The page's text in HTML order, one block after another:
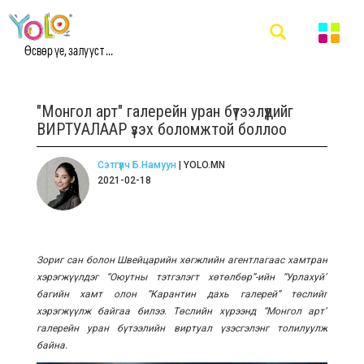
Өсвөр үе, залууст ...
"Монгол арт" галерейн уран бүтээлүүдийг
ВИРТУАЛААР үзэх боломжтой боллоо
Сэтгүүлч Б.Намуун | YOLO.MN
2021-02-18
Зориг сан болон Швейцарийн хөгжлийн агентлагаас хамтран
хэрэгжүүлдэг “Оюутны тэтгэлэгт хөтөлбөр”-ийн “Урлахуй”
багийн хамт олон “Карантин дахь галерей” төслийг
хэрэгжүүлж байгаа билээ. Төслийн хүрээнд “Монгол арт”
галерейн уран бүтээлийн виртуал үзэсгэлэнг толилуулж
байна.